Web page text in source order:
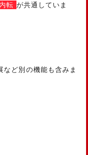
転 が共通していま
ど別の機能も含みま